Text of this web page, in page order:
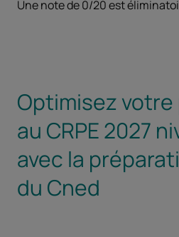
Une note de 0/20 est
Optimisez
au CRPE 2027
avec la
du Cned